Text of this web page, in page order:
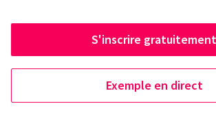
S'inscrire gratuitement
Exemple en direct